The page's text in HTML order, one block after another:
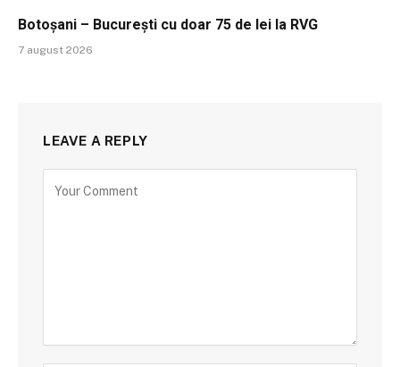
Botoșani – București cu doar 75 de lei la RVG
7 august 2026
LEAVE A REPLY